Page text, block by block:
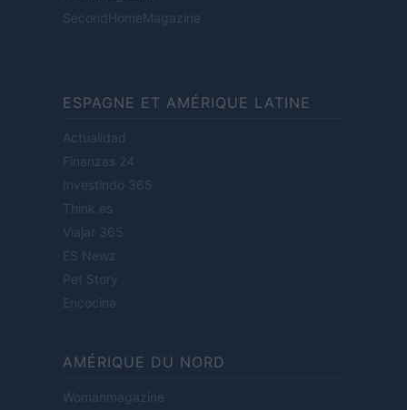
SecondHomeMagazine
ESPAGNE ET AMÉRIQUE LATINE
Actualidad
Finanzas 24
Investindo 365
Think.es
Viajar 365
ES Newz
Pet Story
Encocina
AMÉRIQUE DU NORD
Womanmagazine